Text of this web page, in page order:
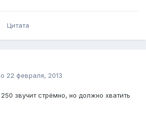
Цитата
22 февраля, 2013
звучит стрёмно, но должно хватить